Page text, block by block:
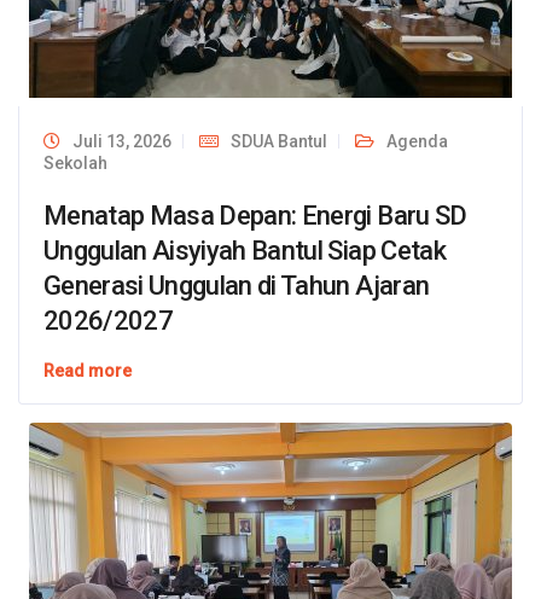
Juli 13, 2026 SDUA Bantul
Agenda
Sekolah
Menatap Masa Depan: Energi Baru SD
Unggulan Aisyiyah Bantul Siap Cetak
Generasi Unggulan di Tahun Ajaran
2026/2027
Read more